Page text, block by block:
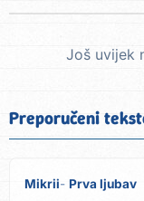
Još uvijek
Preporučeni
Mikrii Prva ljubav